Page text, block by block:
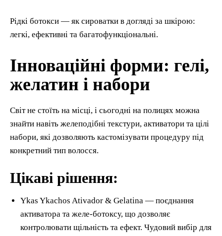
Рідкі ботокси — як сироватки в догляді за шкірою:
легкі, ефективні та багатофункціональні.
Інноваційні форми: гелі,
желатин і набори
Світ не стоїть на місці, і сьогодні на полицях можна
знайти навіть желеподібні текстури, активатори та цілі
набори, які дозволяють кастомізувати процедуру під
конкретний тип волосся.
Цікаві рішення:
Ykas Ykachos Ativador & Gelatina — поєднання
активатора та желе-ботоксу, що дозволяє
контролювати щільність та ефект. Чудовий вибір для